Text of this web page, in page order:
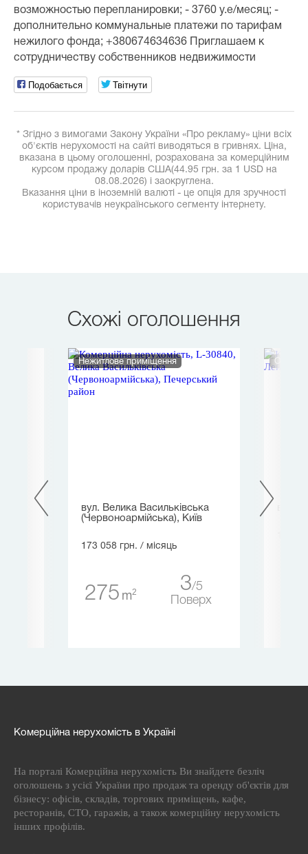
возможностью перепланировки; - 3760 у.е/месяц; -
дополнительно коммунальные платежи по тарифам
нежилого фонда; +380674634636 Приглашаем к
сотрудничеству собственников недвижимости
Подобається Твітнути
* Згідно з вимогами Закону України «Про рекламу» ціни всіх
об'єктів нерухомості на сайті виводяться в гривнях. Ціна,
вказана в цьому оголошенні, розрахована за комерційним
курсом продажу доларів США(44.95 грн. за 1 USD на
08.08.2026) і заокруглена.
Вказання ціни в іноземній валюті - це опція для зручності
користувачів неукраїнського сегменту інтернету.
Схожі оголошення
Нежитлове приміщення
вул. Велика Васильківська
(Червоноармійська), Київ
173 058 грн. / місяць
275 m2 3 5
Поверх
Офіс
Комерційна нерухомість в Україні
На порталі Комерційна нерухомість Ви знайдете безліч
оголошень з усієї України про продаж та оренду об'єктів для
бізнесу: офісів, складів, торгових приміщень, кафе,
ресторанів, СТО, гаражів, а також комерційну нерухомість
інших профілів.